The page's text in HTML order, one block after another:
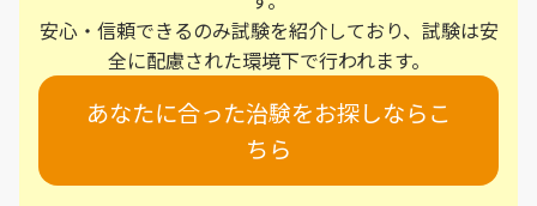
安心・信頼できるのみ試験を紹介しており、試験は安
全に配慮された環境下で行われます。
あなたに合った治験をお探しならこ
ちら